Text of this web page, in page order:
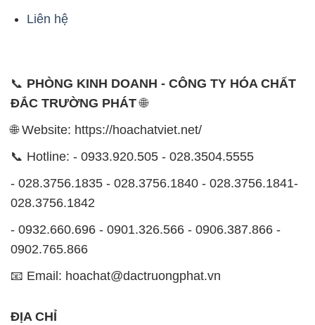
Liên hệ
📞 PHÒNG KINH DOANH - CÔNG TY HÓA CHẤT
ĐẮC TRƯỜNG PHÁT🌐
🌐 Website: https://hoachatviet.net/
📞 Hotline: - 0933.920.505 - 028.3504.5555
- 028.3756.1835 - 028.3756.1840 - 028.3756.1841-
028.3756.1842
- 0932.660.696 - 0901.326.566 - 0906.387.866 -
0902.765.866
📧 Email: hoachat@dactruongphat.vn
ĐỊA CHỈ